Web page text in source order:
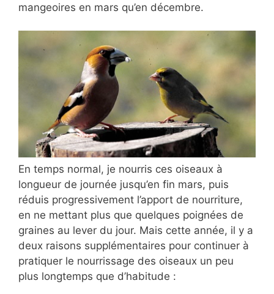
mangeoires en mars qu’en décembre.
En temps normal, je nourris ces oiseaux à
longueur de journée jusqu’en fin mars, puis
réduis progressivement l’apport de nourriture,
en ne mettant plus que quelques poignées de
graines au lever du jour. Mais cette année, il y a
deux raisons supplémentaires pour continuer à
pratiquer le nourrissage des oiseaux un peu
plus longtemps que d’habitude :